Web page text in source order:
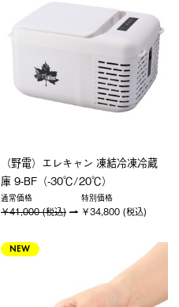
（野電）エレキャン 凍結冷凍冷蔵
庫 9-BF（-30℃/20℃）
通常価格
￥41,000 (税込)
特別価格
￥34,800 (税込)
NEW